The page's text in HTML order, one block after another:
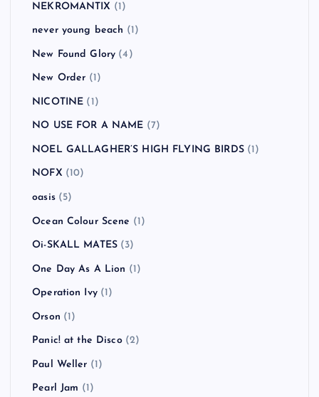
NEKROMANTIX (1)
never young beach (1)
New Found Glory (4)
New Order (1)
NICOTINE (1)
NO USE FOR A NAME (7)
NOEL GALLAGHER’S HIGH FLYING BIRDS(1)
NOFX (10)
oasis(5)
Ocean Colour Scene (1)
Oi-SKALL MATES (3)
One Day As A Lion (1)
Operation Ivy(1)
Orson (1)
Panic! at the Disco(2)
Paul Weller (1)
Pearl Jam (1)